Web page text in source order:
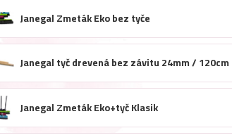
Janegal Zmeták Eko bez tyče
Janegal tyč drevená bez závitu 24mm / 120cm
Janegal Zmeták Eko+tyč Klasik